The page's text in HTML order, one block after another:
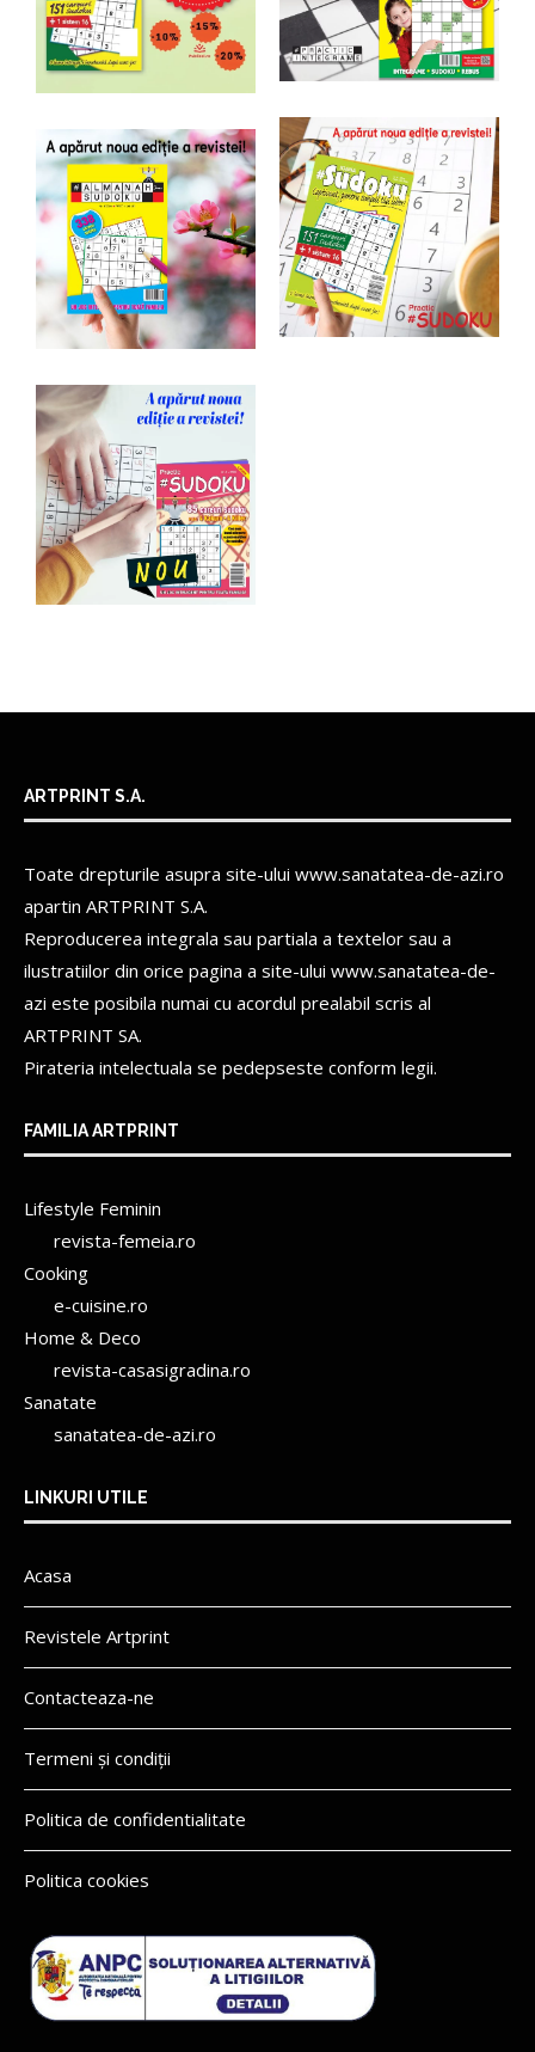
ARTPRINT S.A.
Toate drepturile asupra site-ului www.sanatatea-de-azi.ro
apartin ARTPRINT S.A.
Reproducerea integrala sau partiala a textelor sau a
ilustratiilor din orice pagina a site-ului www.sanatatea-de-
azi este posibila numai cu acordul prealabil scris al
ARTPRINT SA.
Pirateria intelectuala se pedepseste conform legii.
FAMILIA ARTPRINT
Lifestyle Feminin
revista-femeia.ro
Cooking
e-cuisine.ro
Home & Deco
revista-casasigradina.ro
Sanatate
sanatatea-de-azi.ro
LINKURI UTILE
Acasa
Revistele Artprint
Contacteaza-ne
Termeni și condiții
Politica de confidentialitate
Politica cookies